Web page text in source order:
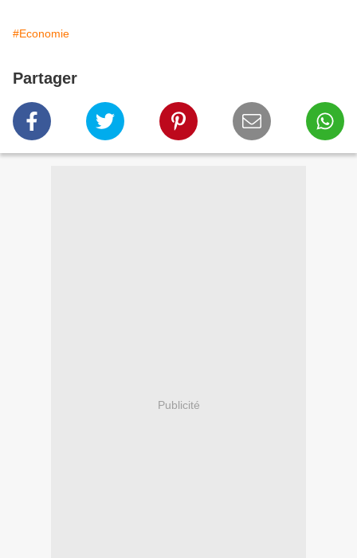
#Economie
Partager
Publicité